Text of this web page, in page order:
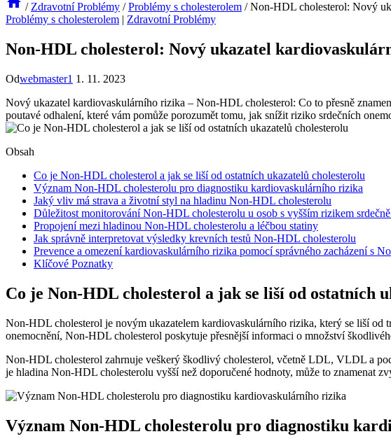
/ Zdravotní Problémy / Problémy s cholesterolem / Non-HDL cholesterol: Nový
Problémy s cholesterolem | Zdravotní Problémy
Non-HDL cholesterol: Nový ukazatel
Odwebmaster1 1. 11. 2023
Nový ukazatel kardiovaskulárního rizika – Non-HDL cholesterol: Co to přesně
poutavé odhalení, které vám pomůže porozumět tomu, jak ⁤snížit riziko srdečních
Obsah
Co je Non-HDL cholesterol a⁢ jak se liší od ostatních ukazatelů cholesterolu
Význam Non-HDL ‍cholesterolu pro diagnostiku ⁢kardiovaskulárního rizika
Jaký ​vliv má ​strava a životní ‌styl na ‍hladinu Non-HDL cholesterolu
Důležitost monitorování‌ Non-HDL cholesterolu u osob s vyšším rizikem
Propojení mezi hladinou Non-HDL cholesterolu a léčbou ​statiny
Jak správně interpretovat výsledky krevních testů ‌Non-HDL cholesterolu
Prevence a omezení ⁢kardiovaskulárního rizika pomocí​ správného zacházení s
Klíčové Poznatky
Co je Non-HDL cholesterol a⁢ jak se liší od ostatních
Non-HDL cholesterol je novým ukazatelem kardiovaskulárního rizika, který se liší
onemocnění, Non-HDL cholesterol poskytuje přesnější informaci o množství
Non-HDL cholesterol zahrnuje veškerý škodlivý cholesterol, ​včetně ⁣LDL,​ VLDL ​a
je hladina Non-HDL cholesterolu ‍vyšší než doporučené hodnoty,⁢ může to znamenat​
Význam Non-HDL ‍cholesterolu pro diagnostiku